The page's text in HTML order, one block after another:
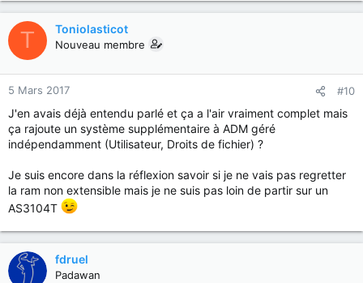
T Toniolasticot
Nouveau membre
5 Mars 2017 #10
J'en avais déjà entendu parlé et ça a l'air vraiment complet mais
ça rajoute un système supplémentaire à ADM géré
indépendamment (Utilisateur, Droits de fichier) ?
Je suis encore dans la réflexion savoir si je ne vais pas regretter
la ram non extensible mais je ne suis pas loin de partir sur un
AS3104T
fdruel
Padawan